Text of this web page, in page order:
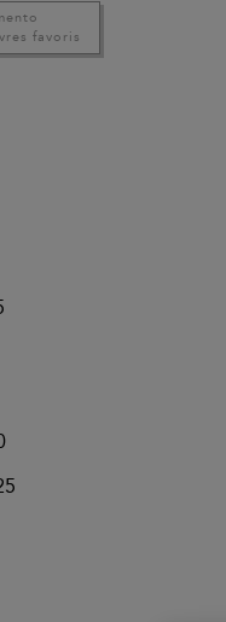
favoris